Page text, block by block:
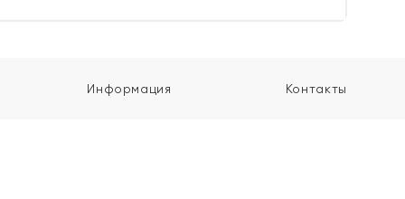
Информация Контакты